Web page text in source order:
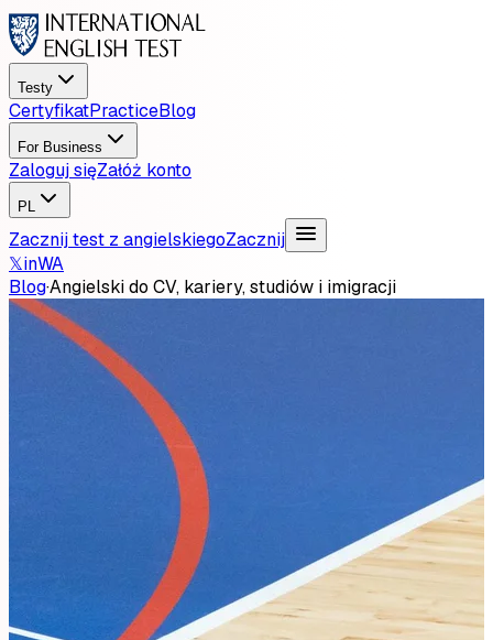
Testy
CertyfikatPracticeBlog
For Business
Zaloguj sięZałóż konto
PL
Zacznij test z angielskiegoZacznij
𝕏inWA
Blog·Angielski do CV, kariery, studiów i imigracji